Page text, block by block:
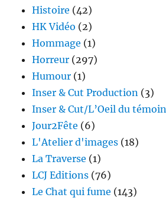
Histoire (42)
HK Vidéo (2)
Hommage (1)
Horreur (297)
Humour (1)
Inser & Cut Production (3)
Inser & Cut/L’Oeil du témoin
Jour2Fête (6)
L'Atelier d'images (18)
La Traverse (1)
LCJ Editions (76)
Le Chat qui fume (143)